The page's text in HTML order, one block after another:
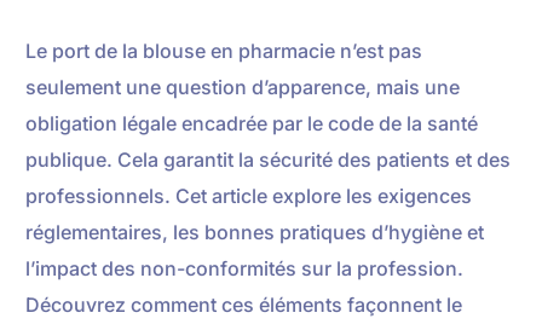
Le port de la blouse en pharmacie n’est pas
seulement une question d’apparence, mais une
obligation légale encadrée par le code de la santé
publique. Cela garantit la sécurité des patients et des
professionnels. Cet article explore les exigences
réglementaires, les bonnes pratiques d’hygiène et
l’impact des non-conformités sur la profession.
Découvrez comment ces éléments façonnent le